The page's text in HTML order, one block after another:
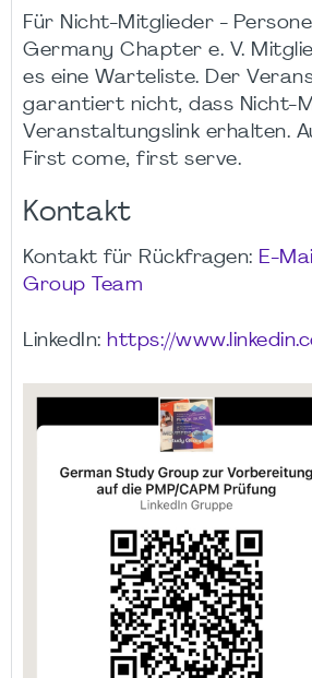
Für Nicht-Mitglieder -
Germany Chapter e. V.
es eine Warteliste. Der
garantiert nicht, dass Nicht-
Veranstaltungslink erhalten.
First come, first serve.
Kontakt
Kontakt für Rückfragen: E-
Group Team
LinkedIn: https://